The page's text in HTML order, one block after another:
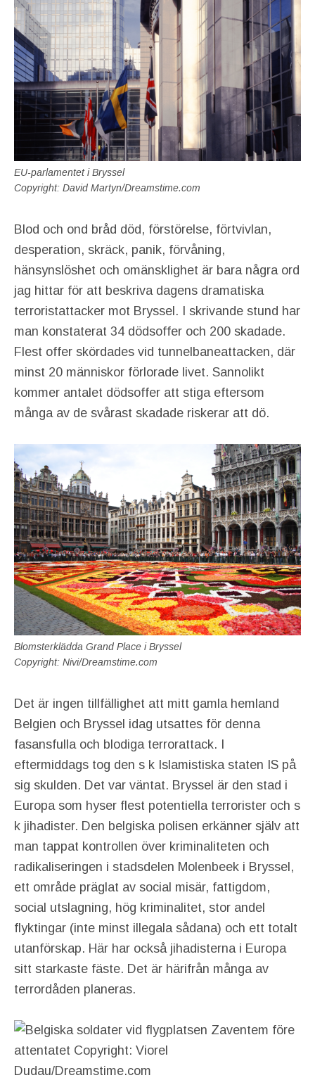
EU-parlamentet i Bryssel
Copyright: David Martyn/Dreamstime.com
Blod och ond bråd död, förstörelse, förtvivlan,
desperation, skräck, panik, förvåning,
hänsynslöshet och omänsklighet är bara några ord
jag hittar för att beskriva dagens dramatiska
terroristattacker mot Bryssel. I skrivande stund har
man konstaterat 34 dödsoffer och 200 skadade.
Flest offer skördades vid tunnelbaneattacken, där
minst 20 människor förlorade livet. Sannolikt
kommer antalet dödsoffer att stiga eftersom
många av de svårast skadade riskerar att dö.
Blomsterklädda Grand Place i Bryssel
Copyright: Nivi/Dreamstime.com
Det är ingen tillfällighet att mitt gamla hemland
Belgien och Bryssel idag utsattes för denna
fasansfulla och blodiga terrorattack. I
eftermiddags tog den s k Islamistiska staten IS på
sig skulden. Det var väntat. Bryssel är den stad i
Europa som hyser flest potentiella terrorister och s
k jihadister. Den belgiska polisen erkänner själv att
man tappat kontrollen över kriminaliteten och
radikaliseringen i stadsdelen Molenbeek i Bryssel,
ett område präglat av social misär, fattigdom,
social utslagning, hög kriminalitet, stor andel
flyktingar (inte minst illegala sådana) och ett totalt
utanförskap. Här har också jihadisterna i Europa
sitt starkaste fäste. Det är härifrån många av
terrordåden planeras.